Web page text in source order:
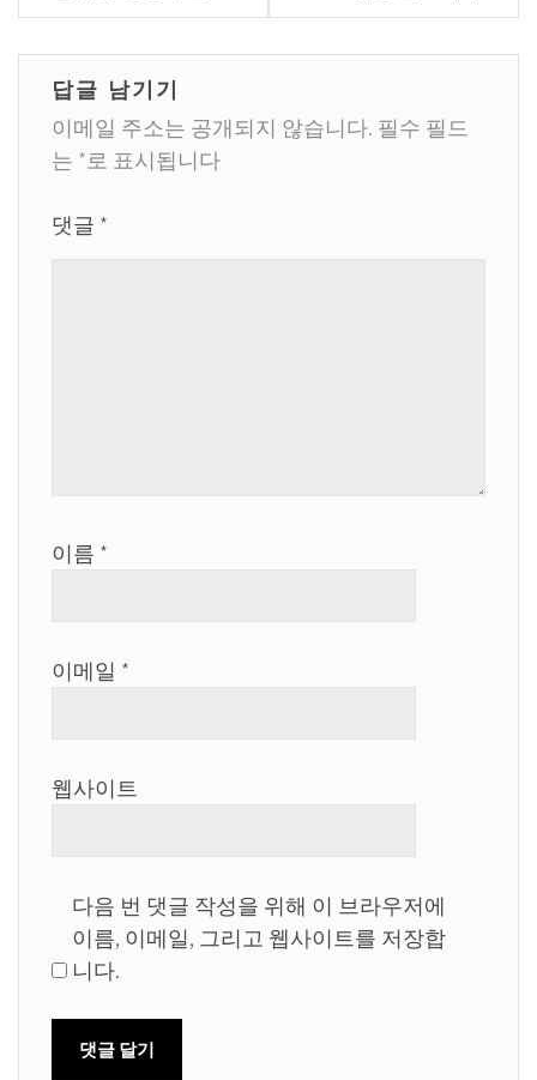
색
답글 남기기
이메일 주소는 공개되지 않습니다. 필수 필드
는 *로 표시됩니다
댓글 *
이름 *
이메일 *
웹사이트
다음 번 댓글 작성을 위해 이 브라우저에
이름, 이메일, 그리고 웹사이트를 저장합
니다.